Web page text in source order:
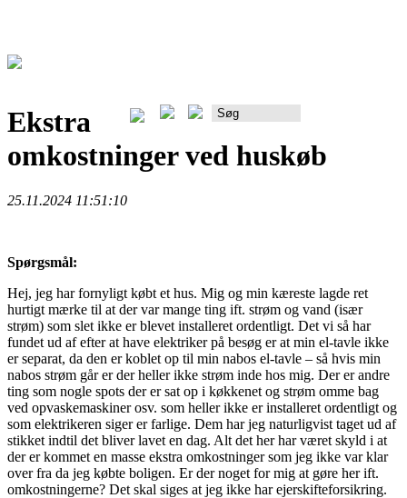
Ekstra
omkostninger ved huskøb
25.11.2024 11:51:10
Spørgsmål:
Hej, jeg har fornyligt købt et hus. Mig og min kæreste lagde ret
hurtigt mærke til at der var mange ting ift. strøm og vand (især
strøm) som slet ikke er blevet installeret ordentligt. Det vi så har
fundet ud af efter at have elektriker på besøg er at min el-tavle ikke
er separat, da den er koblet op til min nabos el-tavle – så hvis min
nabos strøm går er der heller ikke strøm inde hos mig. Der er andre
ting som nogle spots der er sat op i køkkenet og strøm omme bag
ved opvaskemaskiner osv. som heller ikke er installeret ordentligt og
som elektrikeren siger er farlige. Dem har jeg naturligvist taget ud af
stikket indtil det bliver lavet en dag. Alt det her har været skyld i at
der er kommet en masse ekstra omkostninger som jeg ikke var klar
over fra da jeg købte boligen. Er der noget for mig at gøre her ift.
omkostningerne? Det skal siges at jeg ikke har ejerskifteforsikring.